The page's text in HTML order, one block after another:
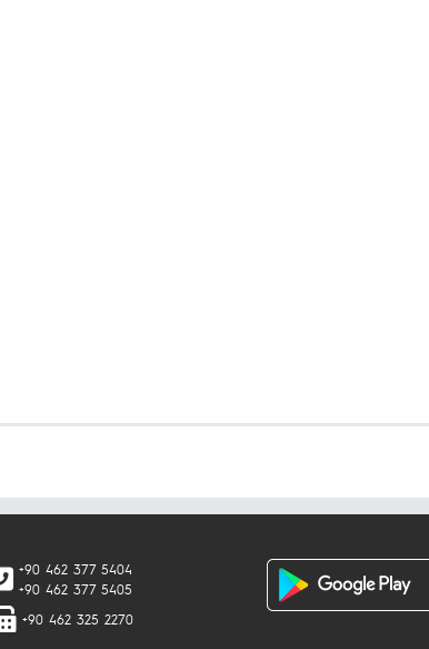
+90 462 377 5404
+90 462 377 5405
+90 462 325 2270